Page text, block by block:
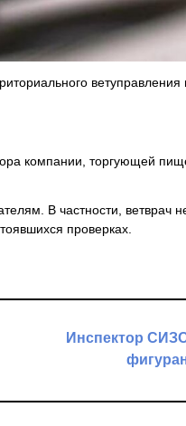
ветуправления
компании, торгующей
В частности, ветврач
проверках.
Инспектор